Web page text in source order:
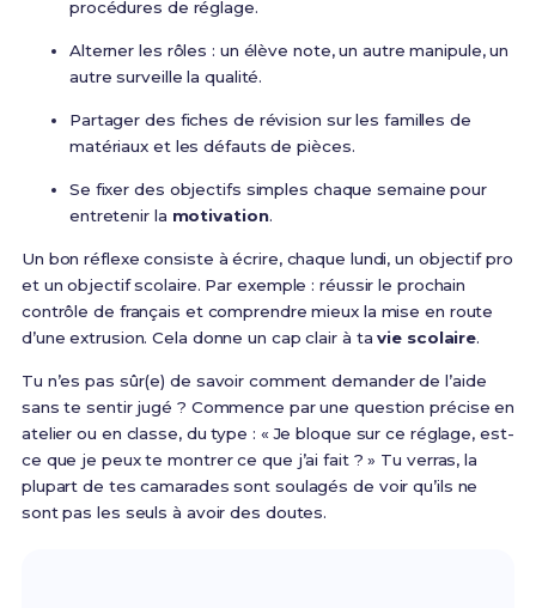
procédures de réglage.
Alterner les rôles : un élève note, un autre manipule, un
autre surveille la qualité.
Partager des fiches de révision sur les familles de
matériaux et les défauts de pièces.
Se fixer des objectifs simples chaque semaine pour
entretenir la motivation.
Un bon réflexe consiste à écrire, chaque lundi, un objectif pro
et un objectif scolaire. Par exemple : réussir le prochain
contrôle de français et comprendre mieux la mise en route
d’une extrusion. Cela donne un cap clair à tavie scolaire.
Tu n’es pas sûr(e) de savoir comment demander de l’aide
sans te sentir jugé ? Commence par une question précise en
atelier ou en classe, du type : « Je bloque sur ce réglage, est-
ce que je peux te montrer ce que j’ai fait ? » Tu verras, la
plupart de tes camarades sont soulagés de voir qu’ils ne
sont pas les seuls à avoir des doutes.